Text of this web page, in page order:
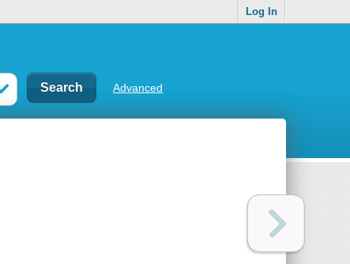
Log In
Advanced